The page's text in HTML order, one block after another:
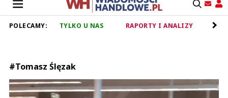
POLECAMY: TYLKO U NAS RAPORTY I ANALIZY
#Tomasz Ślęzak